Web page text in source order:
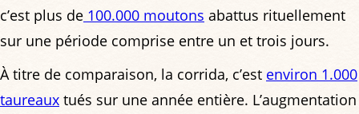
c’est plus de 100.000 moutons abattus rituellement
sur une période comprise entre un et trois jours.
À titre de comparaison, la corrida, c’est environ 1.000
taureaux tués sur une année entière. L’augmentation